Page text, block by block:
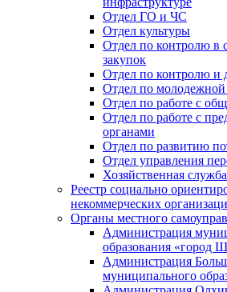
Отдел ГО и ЧС
Отдел культуры
Отдел по контролю в
закупок
Отдел по контролю и
Отдел по
Отдел по работе с
Отдел по работе с
органами
Отдел по развитию
Отдел управления
Хозяйственная служба
Реестр социально
некоммерческих
Органы местного
Администрация
образования «город
Администрация
муниципального